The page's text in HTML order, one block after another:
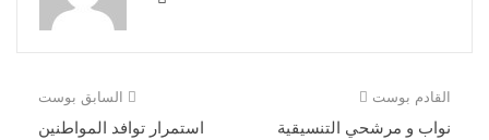
السابق بوست
استمرار توافد المواطنين
القادم بوست
نواب و مرشحي التنسيقية